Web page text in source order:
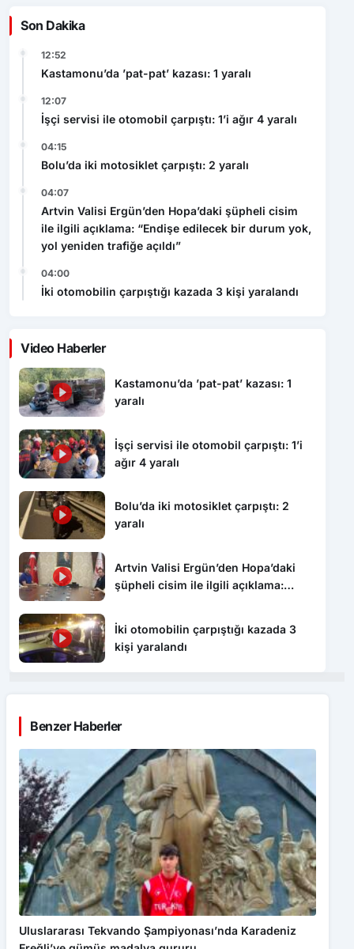
Son Dakika
12:52
Kastamonu’da ’pat-pat’ kazası: 1 yaralı
12:07
İşçi servisi ile otomobil çarpıştı: 1’i ağır 4 yaralı
04:15
Bolu’da iki motosiklet çarpıştı: 2 yaralı
04:07
Artvin Valisi Ergün’den Hopa’daki şüpheli cisim
ile ilgili açıklama: “Endişe edilecek bir durum yok,
yol yeniden trafiğe açıldı”
04:00
İki otomobilin çarpıştığı kazada 3 kişi yaralandı
Video Haberler
Kastamonu’da ’pat-pat’ kazası: 1
yaralı
İşçi servisi ile otomobil çarpıştı: 1’i
ağır 4 yaralı
Bolu’da iki motosiklet çarpıştı: 2
yaralı
Artvin Valisi Ergün’den Hopa’daki
şüpheli cisim ile ilgili açıklama:
yeniden trafiğe açıldı”
İki otomobilin çarpıştığı kazada 3
kişi yaralandı
Benzer Haberler
Uluslararası Tekvando Şampiyonası’nda Karadeniz